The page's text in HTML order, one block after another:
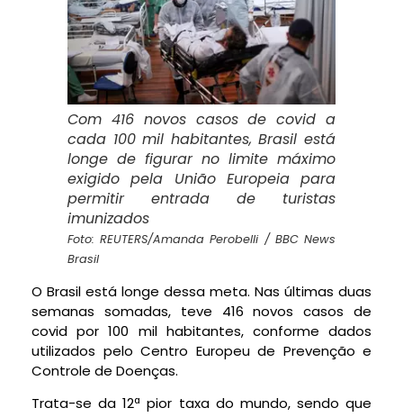
Com 416 novos casos de covid a
cada 100 mil habitantes, Brasil está
longe de figurar no limite máximo
exigido pela União Europeia para
permitir entrada de turistas
imunizados
Foto: REUTERS/Amanda Perobelli / BBC News
Brasil
O Brasil está longe dessa meta. Nas últimas duas
semanas somadas, teve 416 novos casos de
covid por 100 mil habitantes, conforme dados
utilizados pelo Centro Europeu de Prevenção e
Controle de Doenças.
Trata-se da 12ª pior taxa do mundo, sendo que